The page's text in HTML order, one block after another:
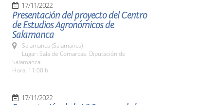
17/11/2022
Presentación del proyecto del Centro
de Estudios Agronómicos de
Salamanca
Salamanca (Salamanca)
Lugar: Sala de Comarcas. Diputación de
Salamanca
Hora: 11:00 h.
17/11/2022